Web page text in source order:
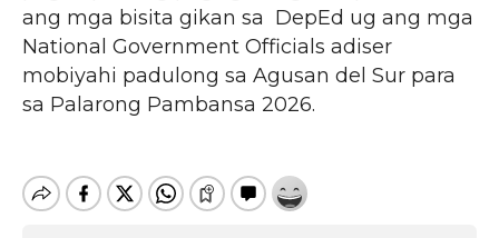
ang mga bisita gikan sa DepEd ug ang mga
National Government Officials adiser
mobiyahi padulong sa Agusan del Sur para
sa Palarong Pambansa 2026.